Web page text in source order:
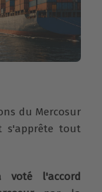
du Mercosur
s'apprête tout
voté l'accord